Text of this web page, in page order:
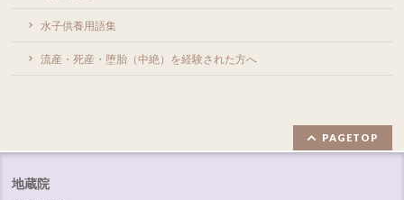
水子供養用語集
流産・死産・堕胎（中絶）を経験された方へ
PAGETOP
地蔵院